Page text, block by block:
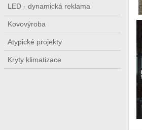
LED - dynamická reklama
Kovovýroba
Atypické projekty
Kryty klimatizace